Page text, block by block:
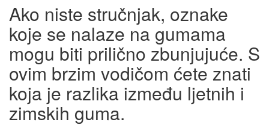
Ako niste stručnjak, oznake
koje se nalaze na gumama
mogu biti prilično zbunjujuće. S
ovim brzim vodičom ćete znati
koja je razlika između ljetnih i
zimskih guma.